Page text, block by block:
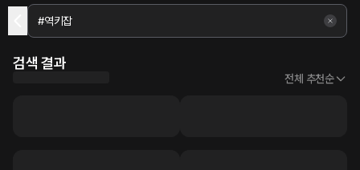
검색 결과
전체 추천순